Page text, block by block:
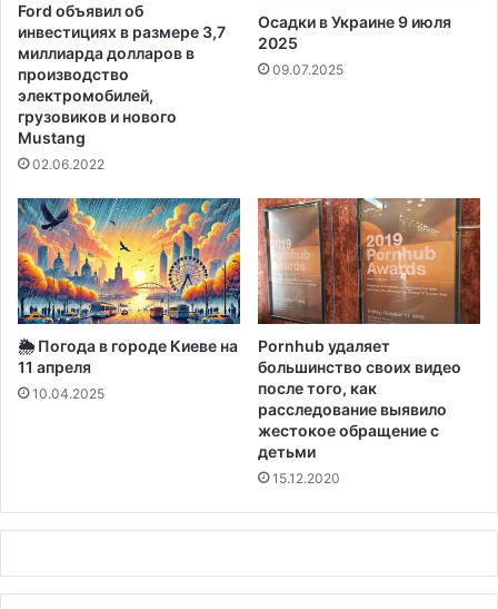
е
т
е
х
а
с
е
к
о
м
у
к
е
д
и
т
у
в
р
а
з
5
0
0
Ford объявил об
инвестициях в размере 3,7
миллиарда долларов в
производство
электромобилей,
грузовиков и нового
Mustang
02.06.2022
Осадки в Украине 9 июля
2025
09.07.2025
🌦️ Погода в городе Киеве на
11 апреля
10.04.2025
Pornhub удаляет
большинство своих видео
после того, как
расследование выявило
жестокое обращение с
детьми
15.12.2020